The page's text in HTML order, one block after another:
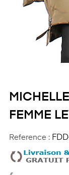
FEMME
Reference :